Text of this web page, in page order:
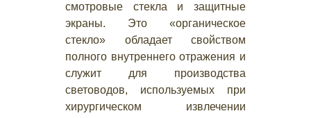
смотровые стекла и защитные
экраны. Это «органическое
стекло» обладает свойством
полного внутреннего отражения и
служит для производства
световодов, используемых при
хирургическом извлечении